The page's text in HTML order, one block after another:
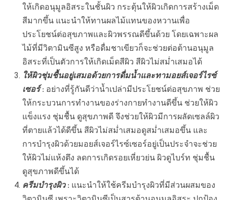
ให้เกิดอนุมูลอิสระในชั้นผิว กระตุ้นให้ผิวเกิดการสร้างเม็ด
สีมากขึ้น แนะนำให้ทานผลไม้แทนของหวานเพื่อ
ประโยชน์ต่อสุขภาพและผิวพรรณดีขึ้นด้วย โดยเฉพาะผล
ไม้ที่มีวิตามินซีสูง หรือดื่มชาเขียวก็จะช่วยต่อต้านอนุมูล
อิสระที่เป็นตัวการให้เกิดเม็ดสีผิว สีผิวไม่สม่ำเสมอได้
ให้ผิวชุ่มชื้นอยู่เสมอด้วยการดื่มน้ำและทามอยส์เจอร์ไรซ์
เซอร์: อย่างที่รู้กันดีว่าน้ำเปล่ามีประโยชน์ต่อสุขภาพ ช่วย
ให้กระบวนการทำงานของร่างกายทำงานดีขึ้น ช่วยให้ผิว
แข็งแรง ชุ่มชื้น ดูสุขภาพดี จึงช่วยให้ผิวมีการผลัดเซลล์ผิว
ที่ตายแล้วได้ดีขึ้น สีผิวไม่สม่ำเสมอดูสม่ำเสมอขึ้น และ
การบำรุงผิวด้วยมอยส์เจอร์ไรซ์เซอร์อยู่เป็นประจำจะช่วย
ให้ผิวไม่แห้งตึง ลดการเกิดรอยเหี่ยวย่น ผิวดูไบร์ท ชุ่มชื้น
ดูสุขภาพดีขึ้นได้
ครีมบำรุงผิว: แนะนำให้ใช้ครีมบำรุงผิวที่มีส่วนผสมของ